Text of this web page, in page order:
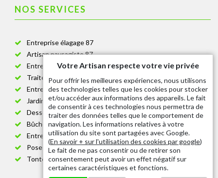
NOS SERVICES
Entreprise élagage 87
Artisan paysagiste 87
Entreprise de jardinage 87
Traitement anti-chenille 87
Entreprise abattage arbre 87
Jardinier taille de haie 87
Dessouchage arbre et haie 87
Bûcheron 87
Entretien espace vert cimetière 87
Pose et changement grillage et clôture 87
Tonte de pelouse 87
Votre Artisan respecte votre vie privée
Pour offrir les meilleures expériences, nous utilisons
des technologies telles que les cookies pour stocker
et/ou accéder aux informations des appareils. Le fait
de consentir à ces technologies nous permettra de
traiter des données telles que le comportement de
navigation. Les informations relatives à votre
utilisation du site sont partagées avec Google.
(En savoir + sur l'utilisation des cookies par google)
Le fait de ne pas consentir ou de retirer son
consentement peut avoir un effet négatif sur
certaines caractéristiques et fonctions.